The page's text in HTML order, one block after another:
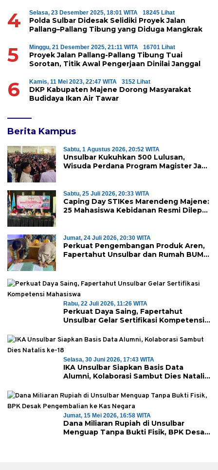
4 Selasa, 23 Desember 2025, 18:01 WITA 18245 Lihat
Polda Sulbar Didesak Selidiki Proyek Jalan
Pallang–Pallang Tibung yang Diduga Mangkrak
5 Minggu, 21 Desember 2025, 21:11 WITA 16701 Lihat
Proyek Jalan Pallang-Pallang Tibung Tuai
Sorotan, Titik Awal Pengerjaan Dinilai Janggal
6 Kamis, 11 Mei 2023, 22:47 WITA 3152 Lihat
DKP Kabupaten Majene Dorong Masyarakat
Budidaya Ikan Air Tawar
Berita Kampus
Sabtu, 1 Agustus 2026, 20:52 WITA
Unsulbar Kukuhkan 500 Lulusan,
Wisuda Perdana Program Magister Jadi
Sabtu, 25 Juli 2026, 20:33 WITA
Caping Day STIKes Marendeng Majene:
25 Mahasiswa Kebidanan Resmi Dilepas
Jumat, 24 Juli 2026, 20:30 WITA
Perkuat Pengembangan Produk Aren,
Fapertahut Unsulbar dan Rumah BUMN
Rabu, 22 Juli 2026, 11:26 WITA
Perkuat Daya Saing, Fapertahut
Unsulbar Gelar Sertifikasi Kompetensi
Selasa, 30 Juni 2026, 17:43 WITA
IKA Unsulbar Siapkan Basis Data
Alumni, Kolaborasi Sambut Dies Natalis
Jumat, 15 Mei 2026, 16:58 WITA
Dana Miliaran Rupiah di Unsulbar
Menguap Tanpa Bukti Fisik, BPK Desak